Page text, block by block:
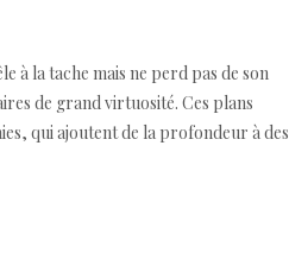
à la tache mais ne perd pas de son
de grand virtuosité. Ces plans
qui ajoutent de la profondeur à des